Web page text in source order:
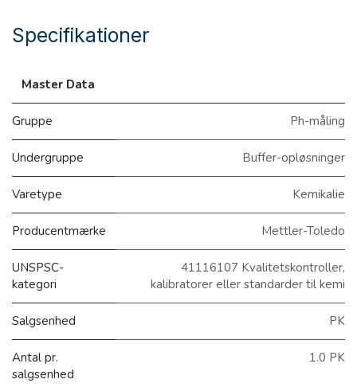
Specifikationer
Master Data
Gruppe Ph-måling
Undergruppe Buffer-opløsninger
Varetype Kemikalie
Producentmærke Mettler-Toledo
UNSPSC-
kategori
41116107 Kvalitetskontroller,
kalibratorer eller standarder til kemi
Salgsenhed PK
Antal pr.
salgsenhed
1.0 PK